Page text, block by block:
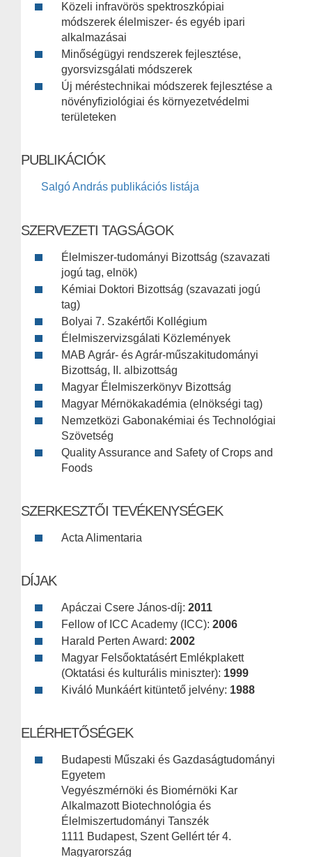
Közeli infravörös spektroszkópiai
módszerek élelmiszer- és egyéb ipari
alkalmazásai
Minőségügyi rendszerek fejlesztése,
gyorsvizsgálati módszerek
Új méréstechnikai módszerek fejlesztése a
növényfiziológiai és környezetvédelmi
területeken
PUBLIKÁCIÓK
Salgó András publikációs listája
SZERVEZETI TAGSÁGOK
Élelmiszer-tudományi Bizottság (szavazati
jogú tag, elnök)
Kémiai Doktori Bizottság (szavazati jogú
tag)
Bolyai 7. Szakértői Kollégium
Élelmiszervizsgálati Közlemények
MAB Agrár- és Agrár-műszakitudományi
Bizottság, II. albizottság
Magyar Élelmiszerkönyv Bizottság
Magyar Mérnökakadémia (elnökségi tag)
Nemzetközi Gabonakémiai és Technológiai
Szövetség
Quality Assurance and Safety of Crops and
Foods
SZERKESZTŐI TEVÉKENYSÉGEK
Acta Alimentaria
DÍJAK
Apáczai Csere János-díj: 2011
Fellow of ICC Academy (ICC): 2006
Harald Perten Award: 2002
Magyar Felsőoktatásért Emlékplakett
(Oktatási és kulturális miniszter): 1999
Kiváló Munkáért kitüntető jelvény: 1988
ELÉRHETŐSÉGEK
Budapesti Műszaki és Gazdaságtudományi
Egyetem
Vegyészmérnöki és Biomérnöki Kar
Alkalmazott Biotechnológia és
Élelmiszertudományi Tanszék
1111 Budapest, Szent Gellért tér 4.
Magyarország